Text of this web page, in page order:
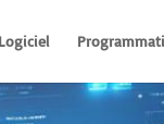
Logiciel